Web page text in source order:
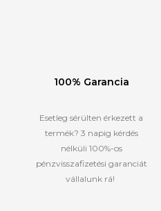
100% Garancia
Esetleg sérülten érkezett a
termék? 3 napig kérdés
nélküli 100%-os
pénzvisszafizetési garanciát
vállalunk rá!